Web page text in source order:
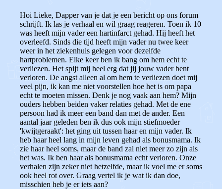
Hoi Lieke, Dapper van je dat je een bericht op ons forum
schrijft. Ik las je verhaal en wil graag reageren. Toen ik 10
was heeft mijn vader een hartinfarct gehad. Hij heeft het
overleefd. Sinds die tijd heeft mijn vader nu twee keer
weer in het ziekenhuis gelegen voor dezelfde
hartproblemen. Elke keer ben ik bang om hem echt te
verliezen. Het spijt mij heel erg dat jij jouw vader bent
verloren. De angst alleen al om hem te verliezen doet mij
veel pijn, ik kan me niet voorstellen hoe het is om papa
echt te moeten missen. Denk je nog vaak aan hem? Mijn
ouders hebben beiden vaker relaties gehad. Met de ene
persoon had ik meer een band dan met de ander. Een
aantal jaar geleden ben ik dus ook mijn stiefmoeder
'kwijtgeraakt': het ging uit tussen haar en mijn vader. Ik
heb haar heel lang in mijn leven gehad als bonusmama. Ik
zie haar heel soms, maar de band zal niet meer zo zijn als
het was. Ik ben haar als bonusmama echt verloren. Onze
verhalen zijn zeker niet hetzelfde, maar ik voel me er soms
ook heel rot over. Graag vertel ik je wat ik dan doe,
misschien heb je er iets aan?